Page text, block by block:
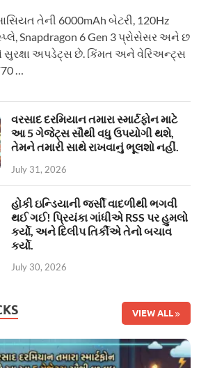
તેની 6000mAh બેટરી, 120Hz
Snapdragon 6 Gen 3 પ્રોસેસર અને છ
સુરક્ષા અપડેટ્સ છે. કિંમત અને વેરિઅન્ટ્સ
…
વરસાદ દરમિયાન તમારા સ્માર્ટફોન માટે
આ 5 ગેજેટ્સ સૌથી વધુ ઉપયોગી થશે,
તેમને તમારી સાથે રાખવાનું ભૂલશો નહીં.
July 31, 2026
હોકી ઇન્ડિયાની જર્સી વાદળીથી ભગવી
થઈ ગઈ! પ્રિયંકા ગાંધીએ RSS પર હુમલો
કર્યો, અને દિલીપ તિર્કીએ તેનો બચાવ
કર્યો.
July 30, 2026
VIEW ALL